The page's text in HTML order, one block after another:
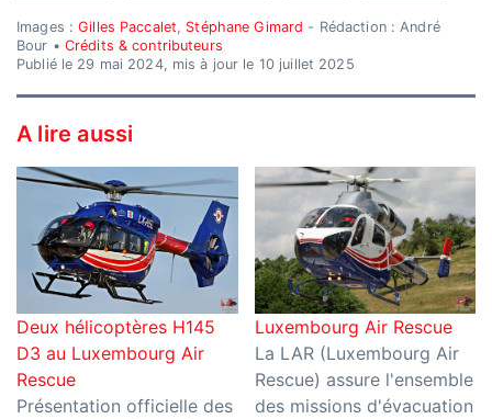
Images :Gilles Paccalet, Stéphane Gimard - Rédaction : André
Bour • Crédits & contributeurs
Publié le 29 mai 2024, mis à jour le 10 juillet 2025
A lire aussi
Deux hélicoptères H145
D3 au Luxembourg Air
Rescue
Présentation officielle des
Luxembourg Air Rescue
La LAR (Luxembourg Air
Rescue) assure l'ensemble
des missions d'évacuation